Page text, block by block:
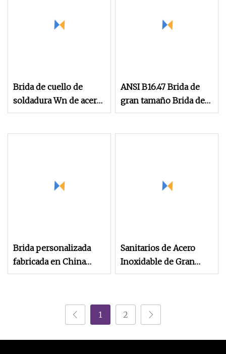
Brida de cuello de
soldadura Wn de acero
inoxidable forjado de
ANSI B16.47 Brida de
gran tamaño Brida de
gran tamaño y brida
Brida personalizada
fabricada en China
Acero inoxidable
carbono Tipo especial
Brida personalizada de
Sanitarios de Acero
Inoxidable de Gran
Tamaño Alto
1 2